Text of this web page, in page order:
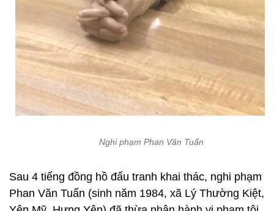
Nghi phạm Phan Văn Tuấn
Sau 4 tiếng đồng hồ đấu tranh khai thác, nghi phạm
Phan Văn Tuấn (sinh năm 1984, xã Lý Thường Kiệt,